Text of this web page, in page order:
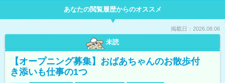
あなたの閲覧履歴からのオススメ
掲載日：2026.08.06
未読
【オープニング募集】おばあちゃんのお散歩付
き添いも仕事の1つ